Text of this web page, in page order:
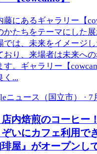
藤にあるギャラリー【
かたちをテーマにした
では、未来をイメージ
おり、来場者は未来へ
す。ギャラリー【
く...
ニュース（国立市） · 7
店内焙煎のコーヒー
いにカフェ利用で
琲屋』がオープンし